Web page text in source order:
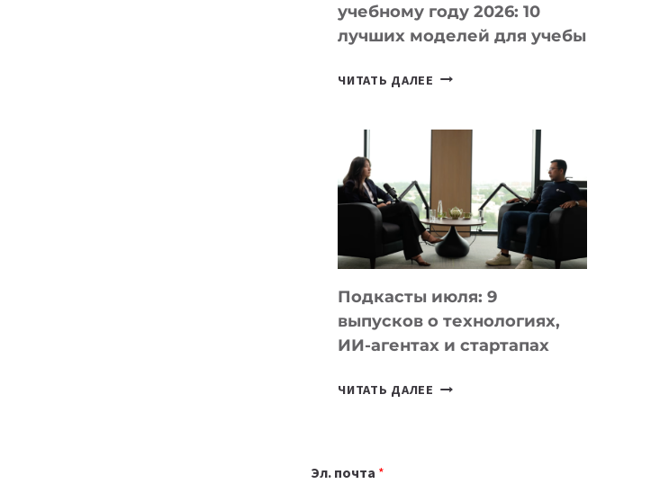
учебному году 2026: 10
лучших моделей для учебы
ЧИТАТЬ ДАЛЕЕ КАКОЙ
2026:
10
ЛУЧШИХ
ДЛЯ
УЧЕБЫ
Подкасты июля: 9
выпусков о технологиях,
ИИ-агентах и стартапах
ЧИТАТЬ ДАЛЕЕ ПОДКАСТЫ
Эл. почта *